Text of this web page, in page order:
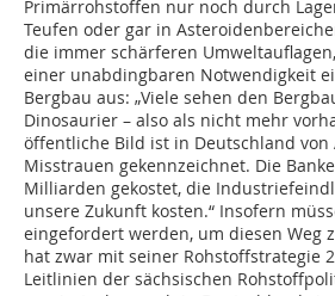
Primärrohstoffen nur noch durch
Teufen oder gar in
die immer schärferen
einer unabdingbaren Notwendigkeit
Bergbau aus: „Viele sehen den
Dinosaurier – also als nicht mehr
öffentliche Bild ist in Deutschland
Misstrauen gekennzeichnet. Die
Milliarden gekostet, die
unsere Zukunft kosten.“ Insofern
eingefordert werden, um diesen Weg
hat zwar mit seiner Rohstoffstrategie
Leitlinien der sächsischen